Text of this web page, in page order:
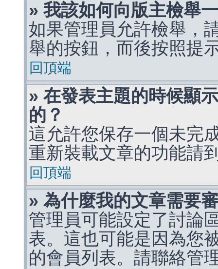
» 我該如何向版主檢舉
如果管理員允許檢舉，
舉的按鈕，而後按照提
回頂端
» 在發表主題的時候顯
的？
這允許您保存一個未完
重新裝載文章的功能請
回頂端
» 為什麼我的文章需要
管理員可能設定了討論
表。這也可能是因為您
的會員列表。請聯絡管